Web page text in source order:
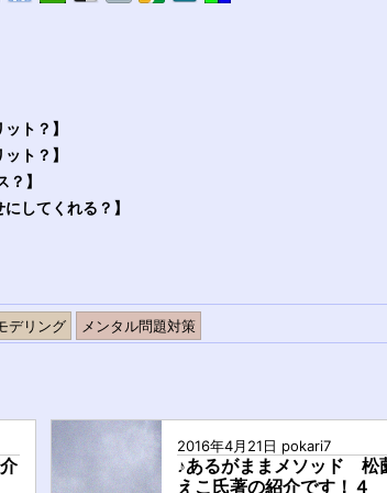
ト？】
ト？】
】
してくれる？】
デリング メンタル問題対策
2016年4月21日 pokari7
♪あるがままメソッド 松
えこ氏著の紹介です！４